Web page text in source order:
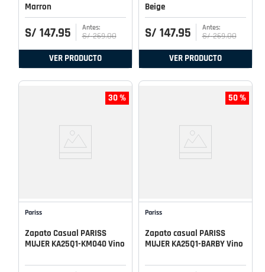
Marron
S/ 147.95 S/ 269.00
VER PRODUCTO
Beige
S/ 147.95 S/ 269.00
VER PRODUCTO
30 %
Pariss
Zapato Casual PARISS
MUJER KA25Q1-KM040 Vino
50 %
Pariss
Zapato casual PARISS
MUJER KA25Q1-BARBY Vino